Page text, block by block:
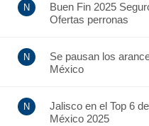
Buen Fin 2025
Ofertas perronas
Se pausan los
México
Jalisco en el Top 6
México 2025